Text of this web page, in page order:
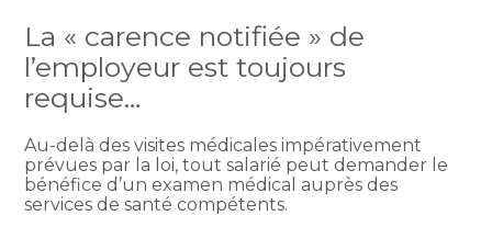
La « carence notifiée » de
l’employeur est toujours
requise…
Au-delà des visites médicales impérativement
prévues par la loi, tout salarié peut demander le
bénéfice d’un examen médical auprès des
services de santé compétents.